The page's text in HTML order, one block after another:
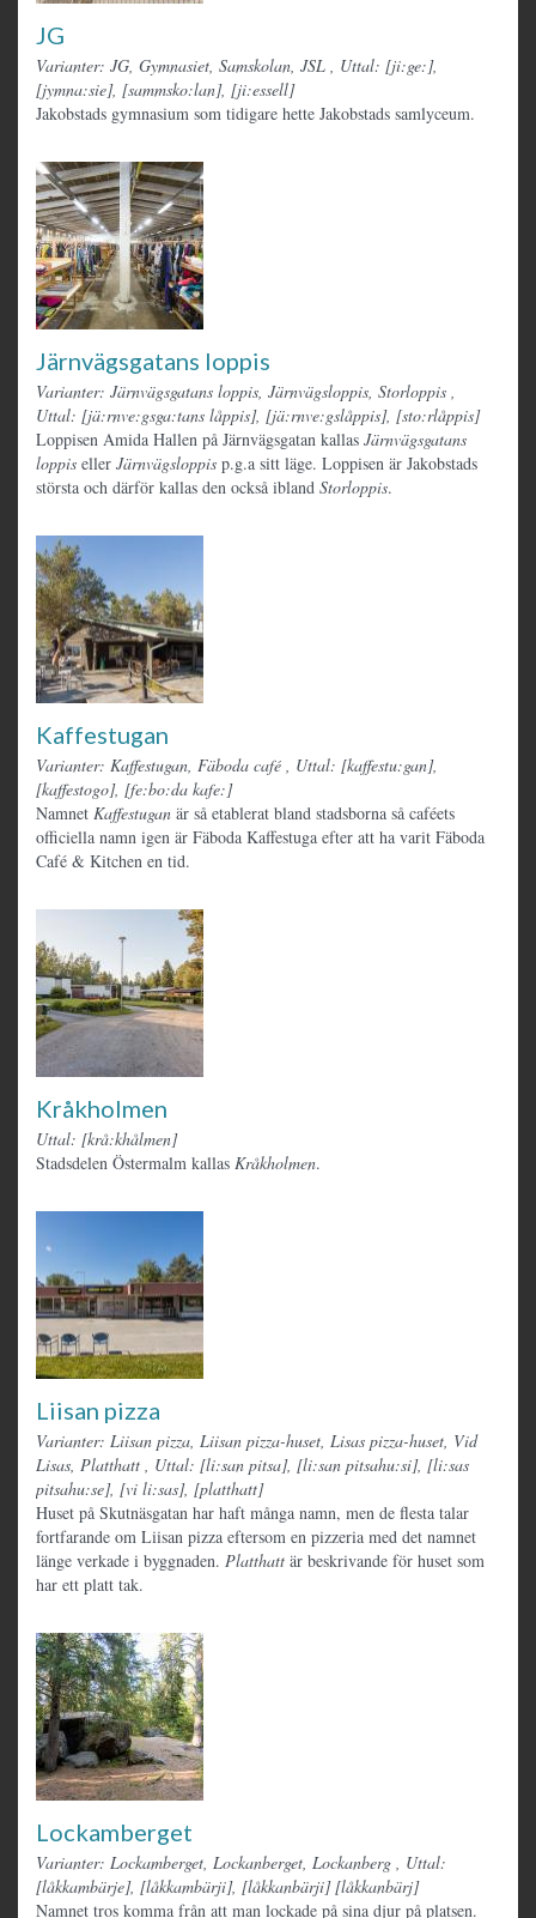
JG
Varianter: JG, Gymnasiet, Samskolan, JSL , Uttal: [ji:ge:],
[jymna:sie], [sammsko:lan], [ji:essell]
Jakobstads gymnasium som tidigare hette Jakobstads samlyceum.
Järnvägsgatans loppis
Varianter: Järnvägsgatans loppis, Järnvägsloppis, Storloppis ,
Uttal: [jä:rnve:gsga:tans låppis], [jä:rnve:gslåppis], [sto:rlåppis]
Loppisen Amida Hallen på Järnvägsgatan kallas Järnvägsgatans
loppis eller Järnvägsloppis p.g.a sitt läge. Loppisen är Jakobstads
största och därför kallas den också ibland Storloppis.
Kaffestugan
Varianter: Kaffestugan, Fäboda café , Uttal: [kaffestu:gan],
[kaffestogo], [fe:bo:da kafe:]
Namnet Kaffestugan är så etablerat bland stadsborna så caféets
officiella namn igen är Fäboda Kaffestuga efter att ha varit Fäboda
Café & Kitchen en tid.
Kråkholmen
Uttal: [krå:khålmen]
Stadsdelen Östermalm kallas Kråkholmen.
Liisan pizza
Varianter: Liisan pizza, Liisan pizza-huset, Lisas pizza-huset, Vid
Lisas, Platthatt , Uttal: [li:san pitsa], [li:san pitsahu:si], [li:sas
pitsahu:se], [vi li:sas], [platthatt]
Huset på Skutnäsgatan har haft många namn, men de flesta talar
fortfarande om Liisan pizza eftersom en pizzeria med det namnet
länge verkade i byggnaden. Platthatt är beskrivande för huset som
har ett platt tak.
Lockamberget
Varianter: Lockamberget, Lockanberget, Lockanberg , Uttal:
[låkkambärje], [låkkambärji], [låkkanbärji] [låkkanbärj]
Namnet tros komma från att man lockade på sina djur på platsen.